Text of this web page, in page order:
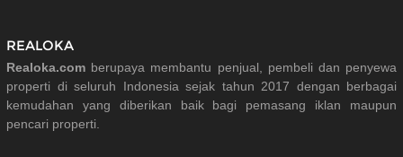
REALOKA
Realoka.com berupaya membantu penjual, pembeli dan penyewa
properti di seluruh Indonesia sejak tahun 2017 dengan berbagai
kemudahan yang diberikan baik bagi pemasang iklan maupun
pencari properti.